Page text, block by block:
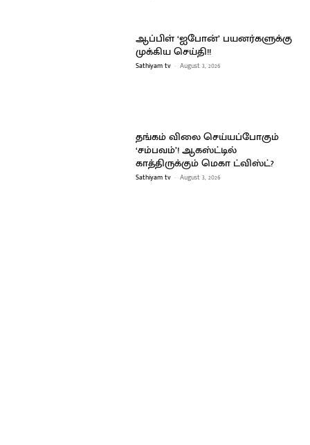
ஆப்பிள் ‘ஐபோன்’ பயனர்களுக்கு
முக்கிய செய்தி!!
Sathiyam tv - August 3, 2026
தங்கம் விலை செய்யப்போகும்
‘சம்பவம்’! ஆகஸ்ட்டில்
காத்திருக்கும் மெகா ட்விஸ்ட்?
Sathiyam tv - August 3, 2026